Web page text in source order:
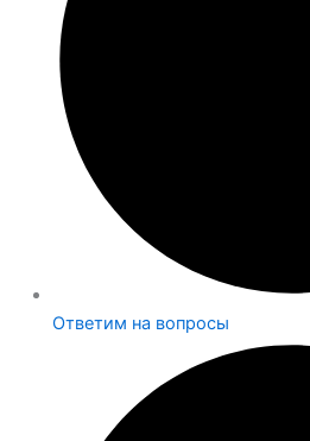
Ответим на вопросы